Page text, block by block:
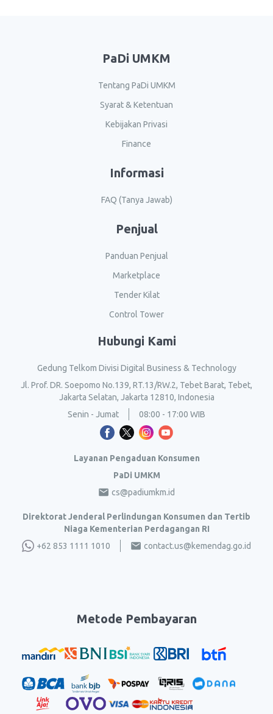
PaDi UMKM
Tentang PaDi UMKM
Syarat & Ketentuan
Kebijakan Privasi
Finance
Informasi
FAQ (Tanya Jawab)
Penjual
Panduan Penjual
Marketplace
Tender Kilat
Control Tower
Hubungi Kami
Gedung Telkom Divisi Digital Business & Technology
Jl. Prof. DR. Soepomo No.139, RT.13/RW.2, Tebet Barat, Tebet,
Jakarta Selatan, Jakarta 12810, Indonesia
Senin - Jumat
08:00 - 17:00 WIB
Layanan Pengaduan Konsumen
PaDi UMKM
cs@padiumkm.id
Direktorat Jenderal Perlindungan Konsumen dan Tertib
Niaga Kementerian Perdagangan RI
+62 853 1111 1010
contact.us@kemendag.go.id
Metode Pembayaran